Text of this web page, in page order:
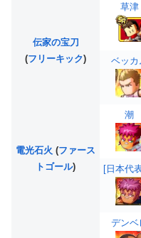
伝家の宝刀
(フリーキック)
草津
ベッカ
電光石火 (ファース
トゴール)
潮
[日本代
デンベ